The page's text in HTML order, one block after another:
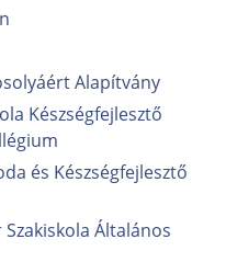
Alapítvány
Készségfejlesztő
és Készségfejlesztő
Általános